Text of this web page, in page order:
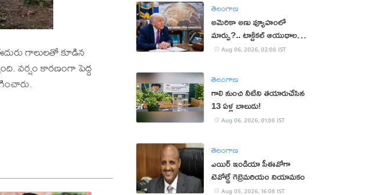
గాలులతో కూడిన
వర్షం కారణంగా పెద్ద
తెలంగాణ
అమెరికా అణు వ్యూహంలో
మార్పు?.. టాక్టికల్ ఆయుధాలకు
ప్రాధాన్యం!
Aug 06, 2026, 02:08 IST
తెలంగాణ
గాలి నుంచి నీటిని తయారుచేసిన
13 ఏళ్ల బాలుడు!
Aug 06, 2026, 01:08 IST
తెలంగాణ
ఎయిర్ ఇండియా సీఈవోగా
టెవోల్డే గెబ్రెమరియం నియామకం
Aug 05, 2026, 16:08 IST